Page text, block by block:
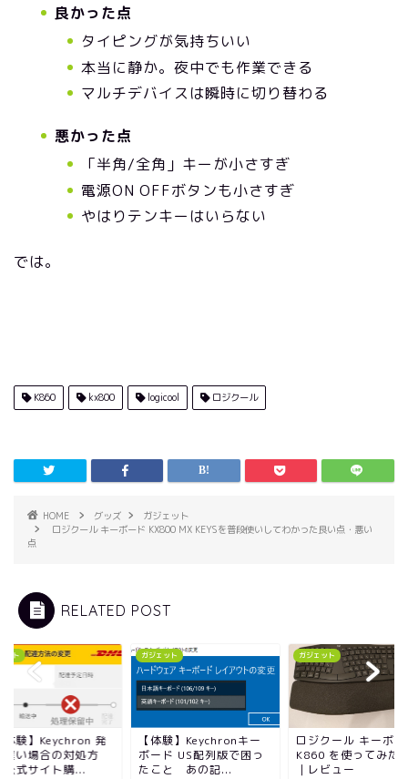
良かった点
タイピングが気持ちいい
本当に静か。夜中でも作業できる
マルチデバイスは瞬時に切り替わる
悪かった点
「半角/全角」キーが小さすぎ
電源ON OFFボタンも小さすぎ
やはりテンキーはいらない
では。
K860 kx800 logicool ロジクール
HOME グッズ
ガジェット
ロジクール キーボード KX800 MX KEYSを普段使いしてわかった良い点・悪い
点
RELATED POST
ット
体験】Keychron 発
遅い場合の対処方
式サイト購...
ガジェット
【体験】Keychronキー
ボード US配列版で困っ
たこと あの記...
ガジェット
ロジクール キーボ
K860 を使ってみた
｜レビュー